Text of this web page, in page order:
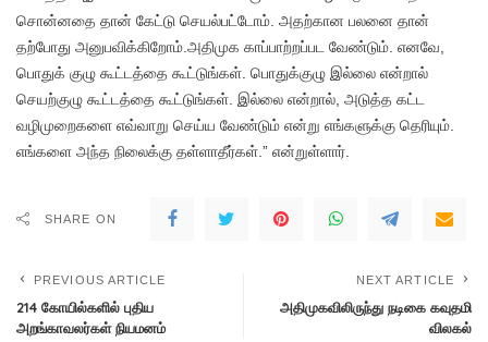
சொன்னதை தான் கேட்டு செயல்பட்டோம். அதற்கான பலனை தான்
தற்போது அனுபவிக்கிறோம்.அதிமுக காப்பாற்றப்பட வேண்டும். எனவே,
பொதுக் குழு கூட்டத்தை கூட்டுங்கள். பொதுக்குழு இல்லை என்றால்
செயற்குழு கூட்டத்தை கூட்டுங்கள். இல்லை என்றால், அடுத்த கட்ட
வழிமுறைகளை எவ்வாறு செய்ய வேண்டும் என்று எங்களுக்கு தெரியும்.
எங்களை அந்த நிலைக்கு தள்ளாதீர்கள்.” என்றுள்ளார்.
SHARE ON
PREVIOUS ARTICLE
214 கோயில்களில் புதிய
அறங்காவலர்கள் நியமனம்
NEXT ARTICLE
அதிமுகவிலிருந்து நடிகை கவுதமி
விலகல்